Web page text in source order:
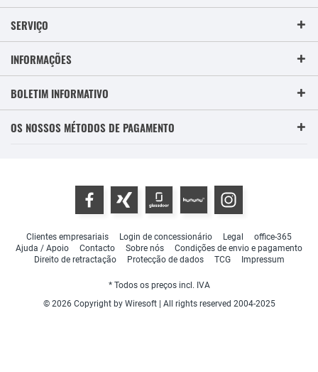
SERVIÇO
INFORMAÇÕES
BOLETIM INFORMATIVO
OS NOSSOS MÉTODOS DE PAGAMENTO
Clientes empresariais Login de concessionário Legal
office-365
Ajuda / Apoio
Contacto Sobre nós
Condições de envio e pagamento
Direito de retractação
Protecção de dados TCG Impressum
* Todos os preços incl. IVA
© 2026 Copyright by Wiresoft | All rights reserved 2004-2025